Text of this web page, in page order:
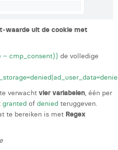
uit de cookie met
– cmp_consent}} de volledige
verwacht vier variabelen, één per
granted of denied teruggeven.
te bereiken is met Regex